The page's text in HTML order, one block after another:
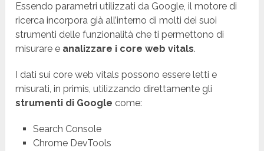
Essendo parametri utilizzati da Google, il motore di
ricerca incorpora già all’interno di molti dei suoi
strumenti delle funzionalità che ti permettono di
misurare e analizzare i core web vitals.
I dati sui core web vitals possono essere letti e
misurati, in primis, utilizzando direttamente gli
strumenti di Google come:
Search Console
Chrome DevTools